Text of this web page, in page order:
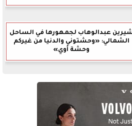
عبدالوهاب لجمهورها في الساحل
الشمالي: «وحشتوني والدنيا من غيركم
وحشة أوي»